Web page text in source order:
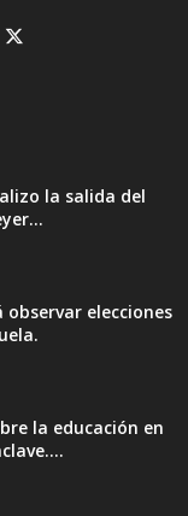
la salida del
elecciones
la educación en